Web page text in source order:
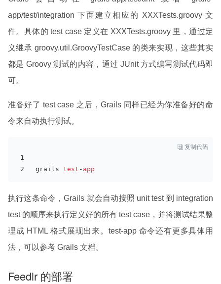
app/test/integration 下面建立相应的 XXXTests.groovy 文
件。具体的 test case 定义在 XXXTests.groovy 里，通过定
义继承 groovy.util.GroovyTestCase 的类来实现，这些其实
都是 Groovy 测试的内容，通过 JUnit 方式编写测试代码即
可。
准备好了 test case 之后，Grails 同样已经为你准备好的命
令来自动执行测试。
 复制代码
grails test - app
执行这条命令，Grails 就会自动按照 unit test 到 integration
test 的顺序来执行定义好的所有 test case，并将测试结果整
理成 HTML 格式展现出来。test-app 命令还有更多具体用
法，可以参考 Grails 文档。
Feedlr 的部署